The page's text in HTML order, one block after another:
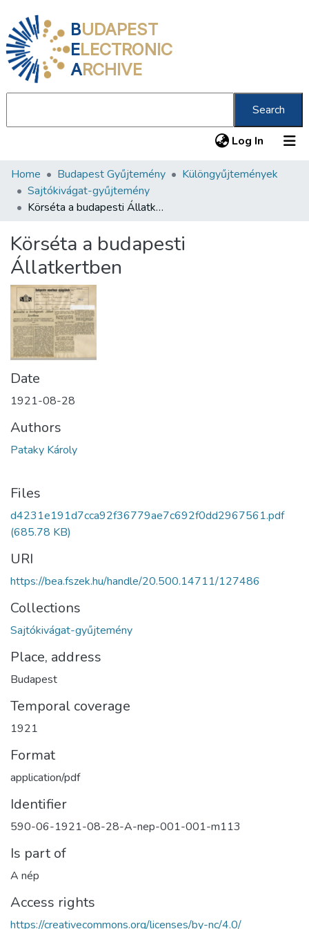
BUDAPEST
ELECTRONIC
ARCHIVE
Search
Log In (current)
Communities & Collections
All of DSpace
About us
Home Budapest Gyűjtemény
Különgyűjtemények
Sajtókivágat-gyűjtemény
Körséta a budapesti Állatkertben
Körséta a budapesti
Állatkertben
Date
1921-08-28
Authors
Pataky Károly
Files
d4231e191d7cca92f36779ae7c692f0dd2967561.pdf
(685.78 KB)
URI
https://bea.fszek.hu/handle/20.500.14711/127486
Collections
Sajtókivágat-gyűjtemény
Place, address
Budapest
Temporal coverage
1921
Format
application/pdf
Identifier
590-06-1921-08-28-A-nep-001-001-m113
Is part of
A nép
Access rights
https://creativecommons.org/licenses/by-nc/4.0/